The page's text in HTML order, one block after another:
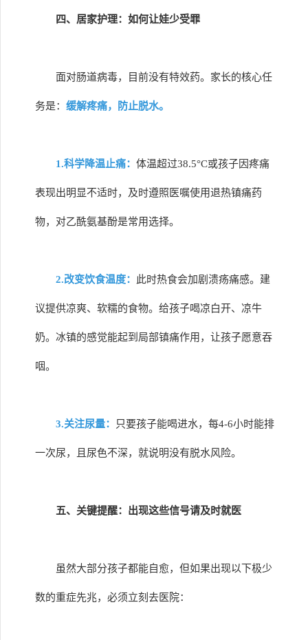
四、居家护理：如何让娃少受罪
面对肠道病毒，目前没有特效药。家长的核心任
务是： 缓解疼痛，防止脱水。
1.科学降温止痛： 体温超过38.5°C或孩子因疼痛
表现出明显不适时，及时遵照医嘱使用退热镇痛药
物，对乙酰氨基酚是常用选择。
2.改变饮食温度： 此时热食会加剧溃疡痛感。建
议提供凉爽、软糯的食物。给孩子喝凉白开、凉牛
奶。冰镇的感觉能起到局部镇痛作用，让孩子愿意吞
咽。
3.关注尿量： 只要孩子能喝进水，每4-6小时能排
一次尿，且尿色不深，就说明没有脱水风险。
五、关键提醒：出现这些信号请及时就医
虽然大部分孩子都能自愈，但如果出现以下极少
数的重症先兆，必须立刻去医院：